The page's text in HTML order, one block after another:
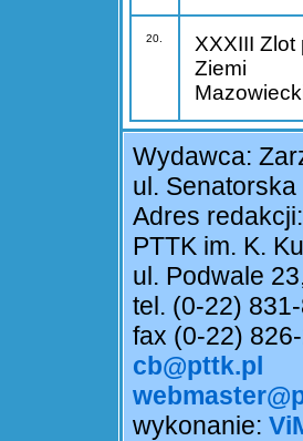
20.
XXXIII Zlot
Ziemi
Wydawca:
ul.
Adres
PTTK im. K.
ul. Podwale
tel. (0-22)
fax (0-22)
cb@pttk.pl
wykonanie: